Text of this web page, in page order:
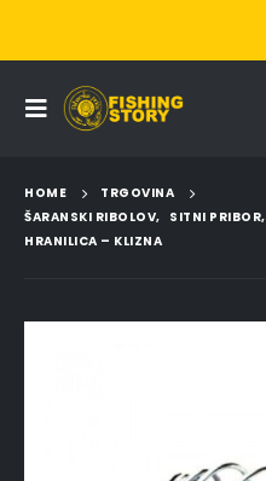
HOME
TRGOVINA
ŠARANSKI RIBOLOV, SITNI PRIBOR,
HRANILICA – KLIZNA